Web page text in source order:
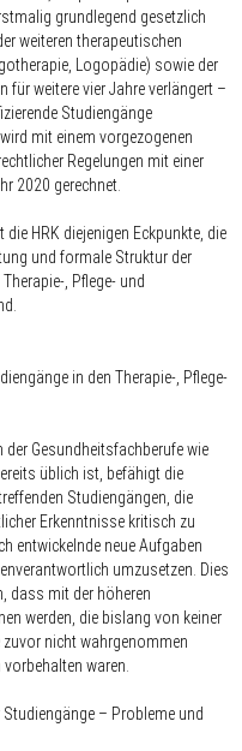
grundlegend gesetzlich
weiteren therapeutischen
Logopädie) sowie der
für weitere vier Jahre verlängert –
Studiengänge
mit einem vorgezogenen
Regelungen mit einer
2020 gerechnet.
HRK diejenigen Eckpunkte, die
und formale Struktur der
, Pflege- und
in den Therapie-, Pflege-
Gesundheitsfachberufe wie
üblich ist, befähigt die
Studiengängen, die
Erkenntnisse kritisch zu
entwickelnde neue Aufgaben
umzusetzen. Dies
dass mit der höheren
werden, die bislang von keiner
nicht wahrgenommen
waren.
– Probleme und